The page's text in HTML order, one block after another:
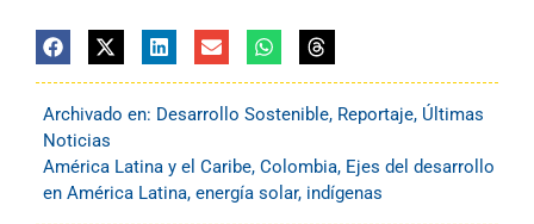
Archivado en: Desarrollo Sostenible, Reportaje, Últimas
Noticias
América Latina y el Caribe, Colombia, Ejes del desarrollo
en América Latina, energía solar, indígenas